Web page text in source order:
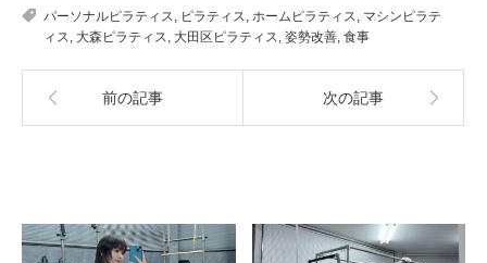
パーソナルピラティス, ピラティス, ホームピラティス, マシンピラテ
ィス, 大森ピラティス, 大田区ピラティス, 姿勢改善, 食事
前の記事 次の記事